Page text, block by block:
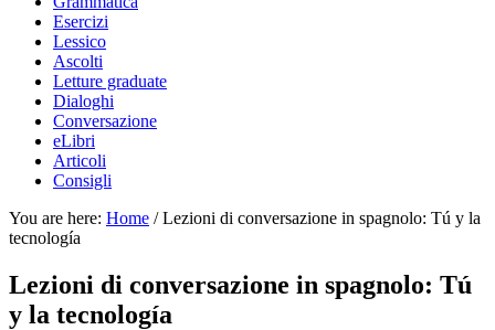
Esercizi
Lessico
Ascolti
Letture graduate
Dialoghi
Conversazione
eLibri
Articoli
Consigli
You are here: Home /Lezioni di conversazione in spagnolo: Tú y la
tecnología
Lezioni di conversazione in spagnolo: Tú
y la tecnología